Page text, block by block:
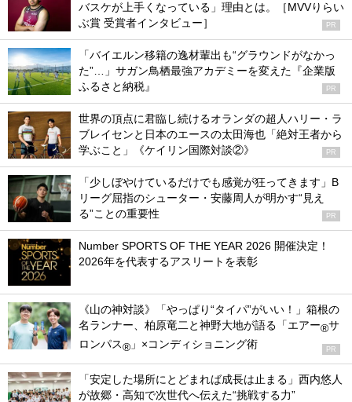
バスケが上手くなっている」理由とは。［MVVりらい
ぶ賞 受賞者インタビュー］
PR
「バイエルン移籍の逸材輩出も“グラウンドがなかっ
た”…」サガン鳥栖最強アカデミーを変えた『企業版
ふるさと納税』
PR
世界の頂点に君臨し続けるオランダの超人ハリー・ラ
ブレイセンと日本のエースの太田海也「絶対王者から
学ぶこと」《ケイリン国際対談②》
PR
「少しぼやけているだけでも感覚が狂ってきます」B
リーグ屈指のシューター・安藤周人が明かす“見え
る”ことの重要性
PR
Number SPORTS OF THE YEAR 2026 開催決定！
2026年を代表するアスリートを表彰
《山の神対談》「やっぱり“タイパ”がいい！」箱根の
名ランナー、柏原竜二と神野大地が語る「エアー®サ
ロンパス® 」×コンディショニング術 PR
「安定した場所にとどまれば成長は止まる」西内悠人
が故郷・高知で次世代へ伝えた“挑戦する力”